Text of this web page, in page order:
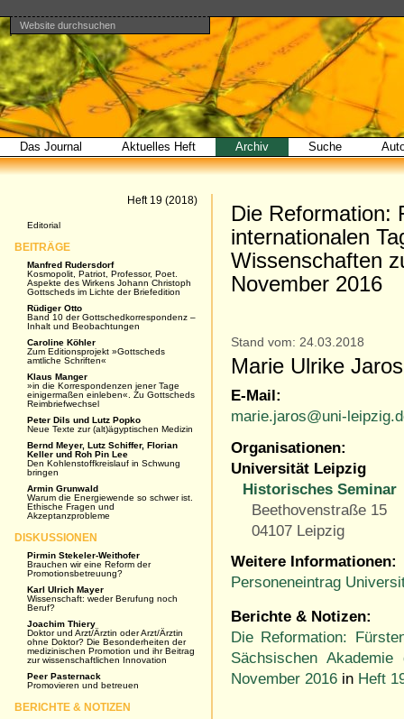
Direkt
zum
Inhalt
|
Direkt
zur
Navigation
Benutzerspezifische
Werkzeuge
Website durchsuchen
Erweiterte
Suche…
Bereiche
Das Journal Aktuelles Heft Archiv Suche
Die Reformation:
internationalen
Wissenschaften
November 2016
Stand vom: 24.03.2018
Marie Ulrike Jaros
E-Mail:
marie.jaros@uni-
Organisationen:
Universität Leipzig
Historisches Seminar
Beethovenstraße 15
04107 Leipzig
Weitere Informationen:
Personeneintrag
Berichte & Notizen:
Die Reformation:
Sächsischen
November 2016 in Heft
Heft 19 (2018)
Editorial
BEITRÄGE
Manfred Rudersdorf
Kosmopolit, Patriot, Professor, Poet.
Aspekte des Wirkens Johann Christoph
Gottscheds im Lichte der Briefedition
Rüdiger Otto
Band 10 der Gottschedkorrespondenz –
Inhalt und Beobachtungen
Caroline Köhler
Zum Editionsprojekt »Gottscheds
amtliche Schriften«
Klaus Manger
»in die Korrespondenzen jener Tage
einigermaßen einleben«. Zu Gottscheds
Reimbriefwechsel
Peter Dils und Lutz Popko
Neue Texte zur (alt)ägyptischen Medizin
Bernd Meyer, Lutz Schiffer, Florian
Keller und Roh Pin Lee
Den Kohlenstoffkreislauf in Schwung
bringen
Armin Grunwald
Warum die Energiewende so schwer ist.
Ethische Fragen und
Akzeptanzprobleme
DISKUSSIONEN
Pirmin Stekeler-Weithofer
Brauchen wir eine Reform der
Promotionsbetreuung?
Karl Ulrich Mayer
Wissenschaft: weder Berufung noch
Beruf?
Joachim Thiery
Doktor und Arzt/Ärztin oder Arzt/Ärztin
ohne Doktor? Die Besonderheiten der
medizinischen Promotion und ihr Beitrag
zur wissenschaftlichen Innovation
Peer Pasternack
Promovieren und betreuen
BERICHTE & NOTIZEN